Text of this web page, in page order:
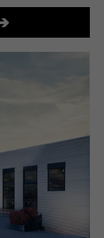
domein.
beperken.
van